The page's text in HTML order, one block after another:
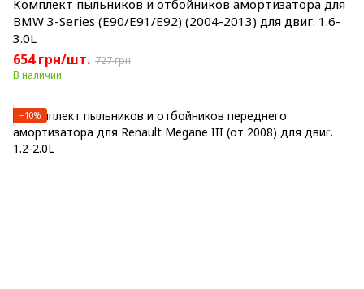
Комплект пыльников и отбойников амортизатора для
BMW 3-Series (E90/E91/E92) (2004-2013) для двиг. 1.6-
3.0L
654 грн/шт. 727 грн
В наличии
−10%